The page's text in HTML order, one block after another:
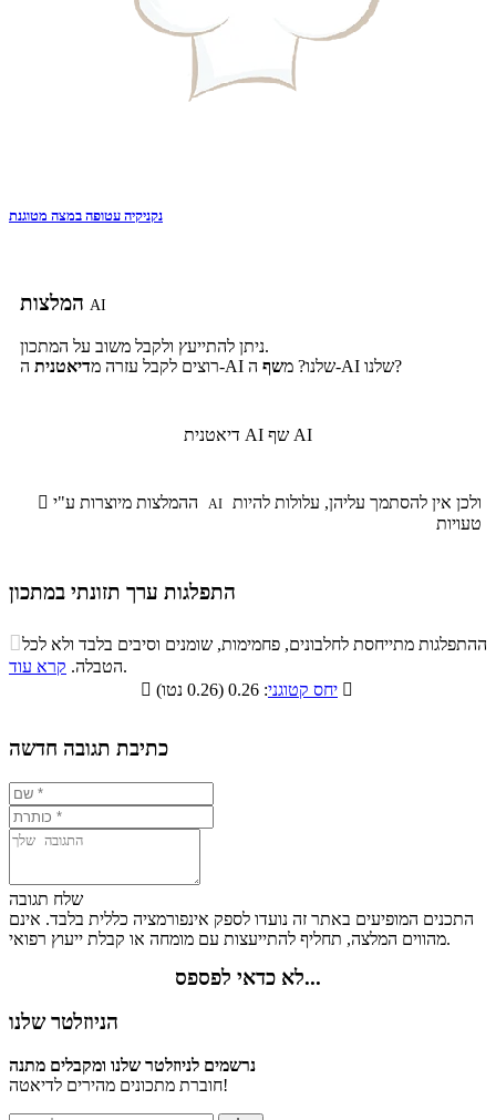
נקניקיה עטופה במצה מטוגנת
AI
ניתן להתייעץ ולקבל משוב על המתכון.
רוצים לקבל עזרה מדיאטנית ה-AI שלנו? משף ה-AI שלנו?
דיאטנית AI שף AI
 AI
טעויות
התפלגות ערך תזונתי במתכון
התפלגות ערך תזונתי במתכון
סיבים
תזונתיים
שומנים חלבונים
14.1% 64.3%
ההתפלגות מתייחסת לחלבונים, פחמימות, שומנים וסיבים בלבד ולא לכל
הטבלה. קרא עוד
.

יחס קטוגני 
כתיבת תגובה חדשה
שלח תגובה
התכנים המופיעים באתר זה נועדו לספק אינפורמציה כללית בלבד. אינם
מהווים המלצה, תחליף להתייעצות עם מומחה או קבלת ייעוץ רפואי.
לא כדאי לפספס...
הניוזלטר שלנו
נרשמים לניוזלטר שלנו ומקבלים מתנה
חוברת מתכונים מהירים לדיאטה!